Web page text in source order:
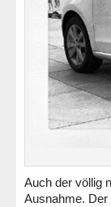
Auch der völlig
Ausnahme.